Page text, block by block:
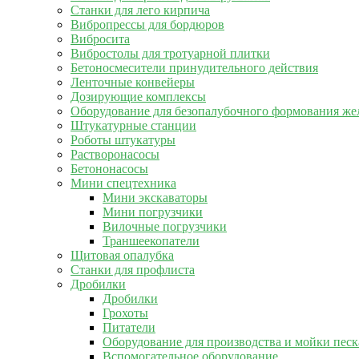
Станки для лего кирпича
Вибропрессы для бордюров
Вибросита
Вибростолы для тротуарной плитки
Бетоносмесители принудительного действия
Ленточные конвейеры
Дозирующие комплексы
Оборудование для безопалубочного формования
Штукатурные станции
Роботы штукатуры
Растворонасосы
Бетононасосы
Мини спецтехника
Мини экскаваторы
Мини погрузчики
Вилочные погрузчики
Траншеекопатели
Щитовая опалубка
Станки для профлиста
Дробилки
Дробилки
Грохоты
Питатели
Оборудование для производства и мойки
Вспомогательное оборудование